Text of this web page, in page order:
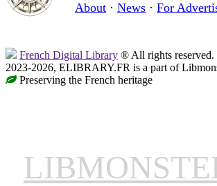
About · News · For
French Digital Library ® All rights reserved.
2023-2026, ELIBRARY.FR is a part of
Preserving the French heritage